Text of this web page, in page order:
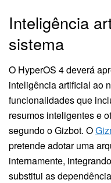
Inteligência
sistema
O HyperOS 4 deverá
inteligência artificial ao
funcionalidades que
resumos inteligentes e
segundo o Gizbot. O
pretende adotar uma
internamente,
substitui as